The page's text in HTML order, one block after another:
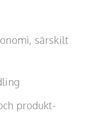
resthantering
för att minska
särskilt
strategiskt i
kan driva
produkt-